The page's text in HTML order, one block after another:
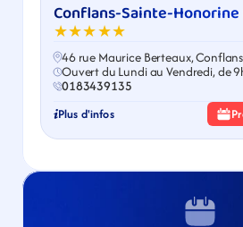
Conflans-Sainte-Honorine
★★★★★
46 rue Maurice Berteaux,
Ouvert du Lundi au Vendredi, de
0183439135
Plus d'infos